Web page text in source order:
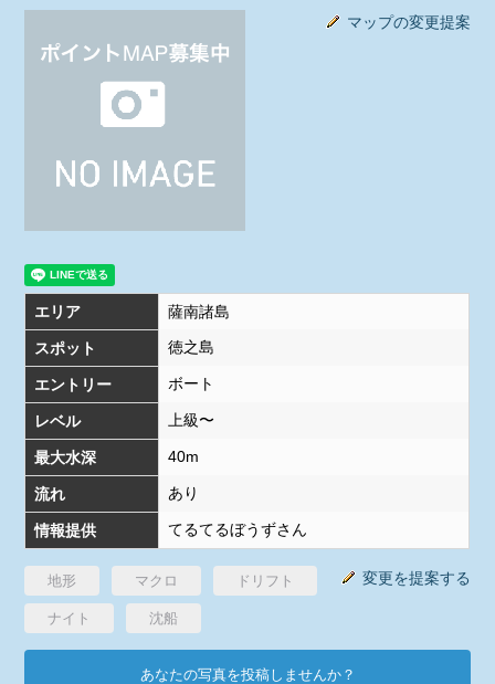
マップの変更提案
エリア 薩南諸島
スポット 徳之島
エントリー ボート
レベル 上級〜
最大水深 40m
流れ あり
情報提供 てるてるぼうずさん
変更を提案する
地形 マクロ ドリフト
ナイト 沈船
あなたの写真を投稿しませんか？